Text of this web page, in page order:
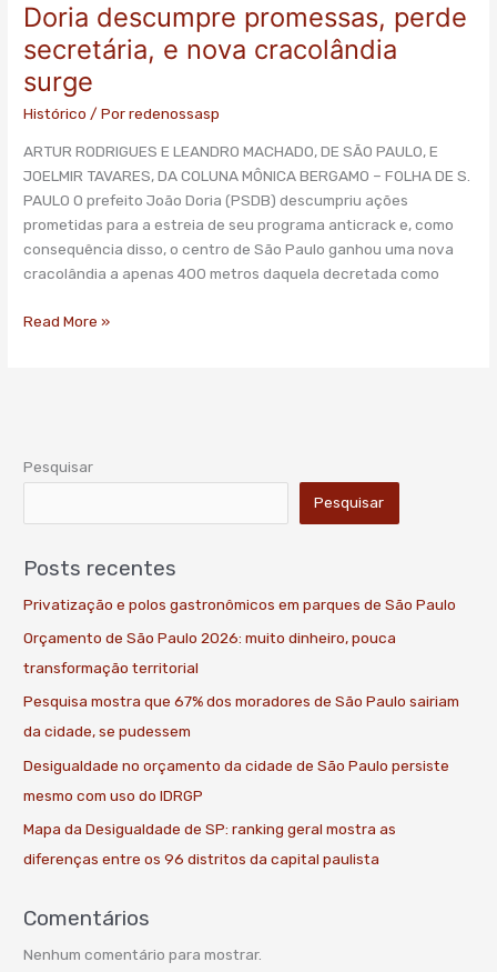
Doria descumpre promessas, perde
secretária, e nova cracolândia
surge
Histórico / Porredenossasp
ARTUR RODRIGUES E LEANDRO MACHADO, DE SÃO PAULO, E
JOELMIR TAVARES, DA COLUNA MÔNICA BERGAMO – FOLHA DE S.
PAULO O prefeito João Doria (PSDB) descumpriu ações
prometidas para a estreia de seu programa anticrack e, como
consequência disso, o centro de São Paulo ganhou uma nova
cracolândia a apenas 400 metros daquela decretada como
Read More »
Pesquisar
Pesquisar
Posts recentes
Privatização e polos gastronômicos em parques de São Paulo
Orçamento de São Paulo 2026: muito dinheiro, pouca
transformação territorial
Pesquisa mostra que 67% dos moradores de São Paulo sairiam
da cidade, se pudessem
Desigualdade no orçamento da cidade de São Paulo persiste
mesmo com uso do IDRGP
Mapa da Desigualdade de SP: ranking geral mostra as
diferenças entre os 96 distritos da capital paulista
Comentários
Nenhum comentário para mostrar.